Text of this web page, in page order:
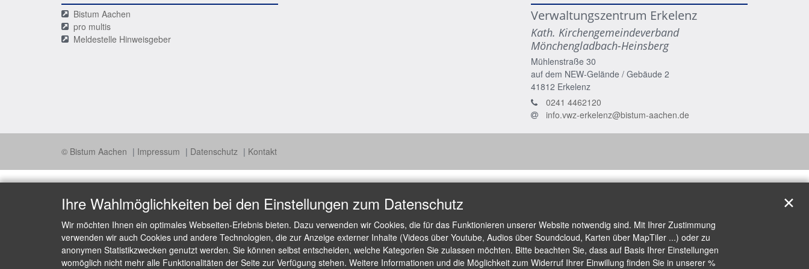
Bistum Aachen
pro multis
Meldestelle Hinweisgeber
Verwaltungszentrum Erkelenz
Kath. Kirchengemeindeverband
Mönchengladbach-Heinsberg
Mühlenstraße 30
auf dem NEW-Gelände / Gebäude 2
41812 Erkelenz
0241 4462120
info.vwz-erkelenz@bistum-aachen.de
© Bistum Aachen Impressum Datenschutz Kontakt
Ihre Wahlmöglichkeiten bei den Einstellungen zum Datenschutz
Wir möchten Ihnen ein optimales Webseiten-Erlebnis bieten. Dazu verwenden wir Cookies, die für das Funktionieren unserer Website notwendig sind. Mit Ihrer Zustimmung
verwenden wir auch Cookies und andere Technologien, die zur Anzeige externer Inhalte (Videos über Youtube, Audios über Soundcloud, Karten über MapTiler ...) oder zu
anonymen Statistikzwecken genutzt werden. Sie können selbst entscheiden, welche Kategorien Sie zulassen möchten. Bitte beachten Sie, dass auf Basis Ihrer Einstellungen
womöglich nicht mehr alle Funktionalitäten der Seite zur Verfügung stehen. Weitere Informationen und die Möglichkeit zum Widerruf Ihrer Einwillung finden Sie in unserer %
✕